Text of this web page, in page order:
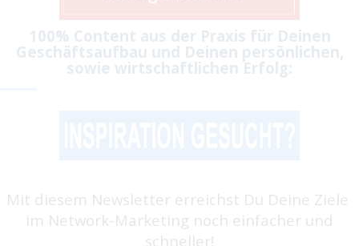
100% Content aus der Praxis für Deinen
Geschäftsaufbau und Deinen persönlichen,
sowie wirtschaftlichen Erfolg:
Mit diesem Newsletter erreichst Du Deine Ziele
im Network-Marketing noch einfacher und
schneller!